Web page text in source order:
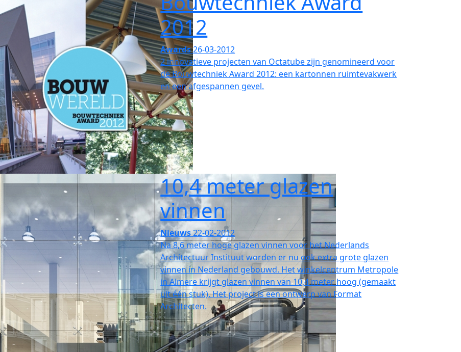
2012
Awards26-03-2012
2 innovatieve projecten van Octatube zijn genomineerd voor
de Bouwtechniek Award 2012: een kartonnen ruimtevakwerk
en een afgespannen gevel.
10,4 meter glazen
vinnen
Nieuws22-02-2012
Na 8,6 meter hoge glazen vinnen voor het Nederlands
Architectuur Instituut worden er nu ook extra grote glazen
vinnen in Nederland gebouwd. Het winkelcentrum Metropole
in Almere krijgt glazen vinnen van 10,4 meter hoog (gemaakt
uit één stuk). Het project is een ontwerp van Format
Architecten.